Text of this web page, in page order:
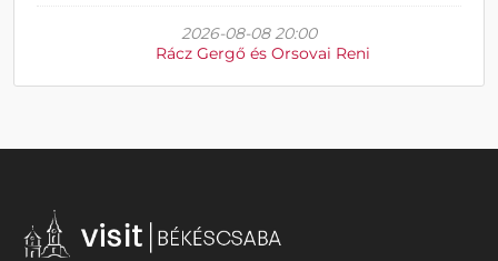
2026-08-08 20:00
Rácz Gergő és Orsovai Reni